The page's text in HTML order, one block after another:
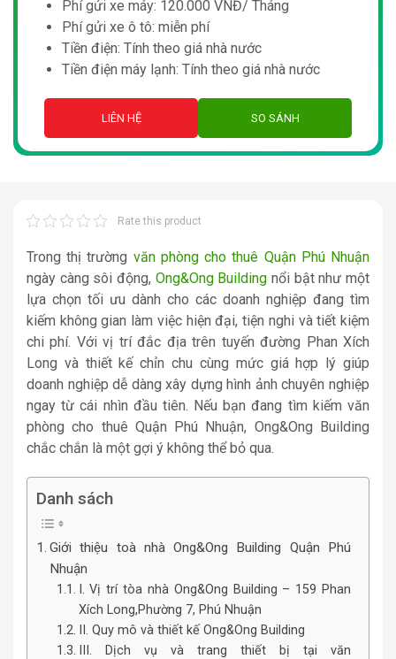
Phí gửi xe máy: 120.000 VNĐ/ Tháng
Phí gửi xe ô tô: miễn phí
Tiền điện: Tính theo giá nhà nước
Tiền điện máy lạnh: Tính theo giá nhà nước
LIÊN HỆ SO SÁNH
Rate this product
Trong thị trường văn phòng cho thuê Quận Phú Nhuận
ngày càng sôi động, Ong&Ong Building nổi bật như một
lựa chọn tối ưu dành cho các doanh nghiệp đang tìm
kiếm không gian làm việc hiện đại, tiện nghi và tiết kiệm
chi phí. Với vị trí đắc địa trên tuyến đường Phan Xích
Long và thiết kế chỉn chu cùng mức giá hợp lý giúp
doanh nghiệp dễ dàng xây dựng hình ảnh chuyên nghiệp
ngay từ cái nhìn đầu tiên. Nếu bạn đang tìm kiếm văn
phòng cho thuê Quận Phú Nhuận, Ong&Ong Building
chắc chắn là một gợi ý không thể bỏ qua.
Danh sách
Giới thiệu toà nhà Ong&Ong Building Quận Phú
Nhuận
I. Vị trí tòa nhà Ong&Ong Building – 159 Phan
Xích Long,Phường 7, Phú Nhuận
II. Quy mô và thiết kế Ong&Ong Building
III. Dịch vụ và trang thiết bị tại văn